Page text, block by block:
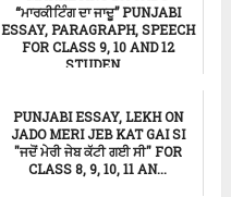
“ਮਾਰਕੀਟਿੰਗ ਦਾ ਜਾਦੂ” PUNJABI
ESSAY, PARAGRAPH, SPEECH
FOR CLASS 9, 10 AND 12
STUDEN...
PUNJABI ESSAY, LEKH ON
JADO MERI JEB KAT GAI SI
"ਜਦੋਂ ਮੇਰੀ ਜੇਬ ਕੱਟੀ ਗਈ ਸੀ" FOR
CLASS 8, 9, 10, 11 AN...